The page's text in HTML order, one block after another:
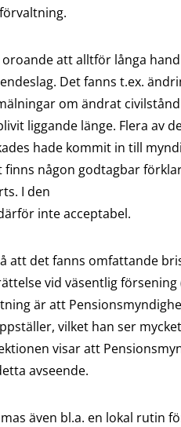
oroande att alltför långa
Det fanns t.ex.
om ändrat
liggande länge. Flera av
hade kommit in till
finns någon godtagbar
I den
inte acceptabel.
att det fanns omfattande
vid väsentlig försening
är att
vilket han ser
visar att
avseende.
även bl.a. en lokal rutin